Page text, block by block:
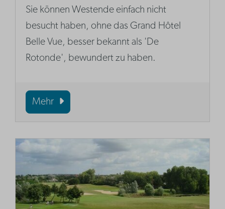
Sie können Westende einfach nicht
besucht haben, ohne das Grand Hôtel
Belle Vue, besser bekannt als 'De
Rotonde', bewundert zu haben.
Mehr